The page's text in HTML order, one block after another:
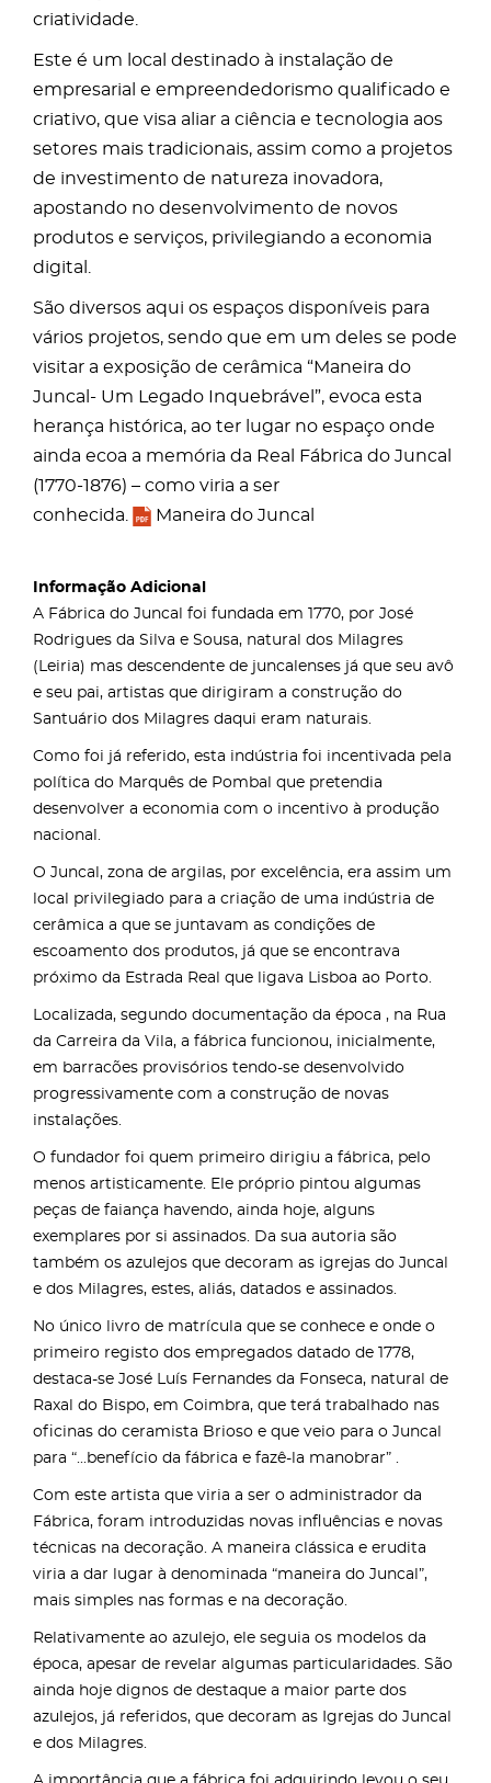
criatividade.
Este é um local destinado à instalação de
empresarial e empreendedorismo qualificado e
criativo, que visa aliar a ciência e tecnologia aos
setores mais tradicionais, assim como a projetos
de investimento de natureza inovadora,
apostando no desenvolvimento de novos
produtos e serviços, privilegiando a economia
digital.
São diversos aqui os espaços disponíveis para
vários projetos, sendo que em um deles se pode
visitar a exposição de cerâmica “Maneira do
Juncal- Um Legado Inquebrável”, evoca esta
herança histórica, ao ter lugar no espaço onde
ainda ecoa a memória da Real Fábrica do Juncal
(1770-1876) – como viria a ser
conhecida.
Maneira do Juncal
Informação Adicional
A Fábrica do Juncal foi fundada em 1770, por José
Rodrigues da Silva e Sousa, natural dos Milagres
(Leiria) mas descendente de juncalenses já que seu avô
e seu pai, artistas que dirigiram a construção do
Santuário dos Milagres daqui eram naturais.
Como foi já referido, esta indústria foi incentivada pela
política do Marquês de Pombal que pretendia
desenvolver a economia com o incentivo à produção
nacional.
O Juncal, zona de argilas, por excelência, era assim um
local privilegiado para a criação de uma indústria de
cerâmica a que se juntavam as condições de
escoamento dos produtos, já que se encontrava
próximo da Estrada Real que ligava Lisboa ao Porto.
Localizada, segundo documentação da época , na Rua
da Carreira da Vila, a fábrica funcionou, inicialmente,
em barracões provisórios tendo-se desenvolvido
progressivamente com a construção de novas
instalações.
O fundador foi quem primeiro dirigiu a fábrica, pelo
menos artisticamente. Ele próprio pintou algumas
peças de faiança havendo, ainda hoje, alguns
exemplares por si assinados. Da sua autoria são
também os azulejos que decoram as igrejas do Juncal
e dos Milagres, estes, aliás, datados e assinados.
No único livro de matrícula que se conhece e onde o
primeiro registo dos empregados datado de 1778,
destaca-se José Luís Fernandes da Fonseca, natural de
Raxal do Bispo, em Coimbra, que terá trabalhado nas
oficinas do ceramista Brioso e que veio para o Juncal
para “...benefício da fábrica e fazê-la manobrar” .
Com este artista que viria a ser o administrador da
Fábrica, foram introduzidas novas influências e novas
técnicas na decoração. A maneira clássica e erudita
viria a dar lugar à denominada “maneira do Juncal”,
mais simples nas formas e na decoração.
Relativamente ao azulejo, ele seguia os modelos da
época, apesar de revelar algumas particularidades. São
ainda hoje dignos de destaque a maior parte dos
azulejos, já referidos, que decoram as Igrejas do Juncal
e dos Milagres.